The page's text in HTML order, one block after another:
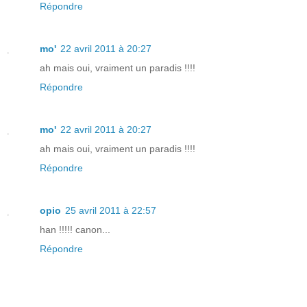
Répondre
mo' 22 avril 2011 à 20:27
ah mais oui, vraiment un paradis !!!!
Répondre
mo' 22 avril 2011 à 20:27
ah mais oui, vraiment un paradis !!!!
Répondre
opio 25 avril 2011 à 22:57
han !!!!! canon...
Répondre